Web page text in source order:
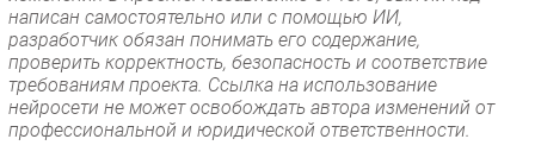
написан самостоятельно или с помощью ИИ,
разработчик обязан понимать его содержание,
проверить корректность, безопасность и соответствие
требованиям проекта. Ссылка на использование
нейросети не может освобождать автора изменений от
профессиональной и юридической ответственности.